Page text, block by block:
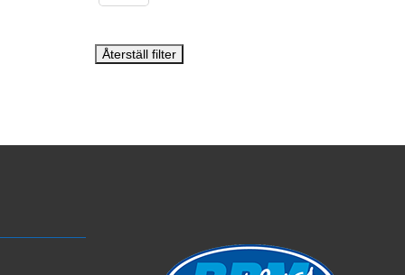
Återställ filter